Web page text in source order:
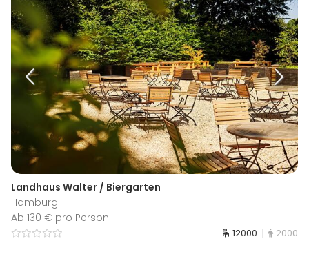
Landhaus Walter / Biergarten
Hamburg
Ab 130 € pro Person
12000 2000